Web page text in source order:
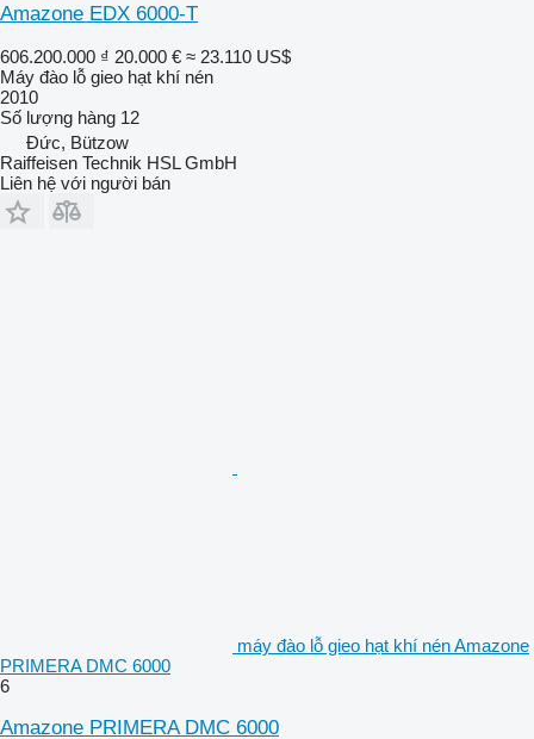
Amazone EDX 6000-T
606.200.000 ₫ 20.000 € ≈ 23.110 US$
Máy đào lỗ gieo hạt khí nén
2010
Số lượng hàng 12
Đức, Bützow
Raiffeisen Technik HSL GmbH
Liên hệ với người bán
máy đào lỗ gieo hạt khí nén Amazone
PRIMERA DMC 6000
6
Amazone PRIMERA DMC 6000